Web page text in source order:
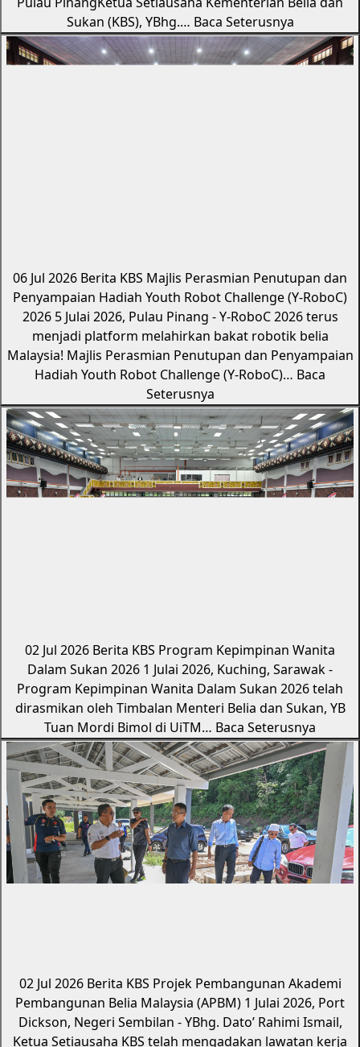
Sukan (KBS), YBhg.… Baca Seterusnya
06 Jul 2026 Berita KBS Majlis Perasmian Penutupan dan
Penyampaian Hadiah Youth Robot Challenge (Y-RoboC)
2026 5 Julai 2026, Pulau Pinang - Y-RoboC 2026 terus
menjadi platform melahirkan bakat robotik belia
Malaysia! Majlis Perasmian Penutupan dan Penyampaian
Hadiah Youth Robot Challenge (Y-RoboC)… Baca
Seterusnya
02 Jul 2026 Berita KBS Program Kepimpinan Wanita
Dalam Sukan 2026 1 Julai 2026, Kuching, Sarawak -
Program Kepimpinan Wanita Dalam Sukan 2026 telah
dirasmikan oleh Timbalan Menteri Belia dan Sukan, YB
Tuan Mordi Bimol di UiTM… Baca Seterusnya
02 Jul 2026 Berita KBS Projek Pembangunan Akademi
Pembangunan Belia Malaysia (APBM) 1 Julai 2026, Port
Dickson, Negeri Sembilan - YBhg. Dato’ Rahimi Ismail,
Ketua Setiausaha KBS telah mengadakan lawatan kerja